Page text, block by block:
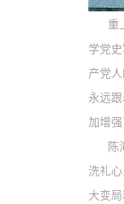
重上
学党
产党
永远
加增
陈海
洗礼
大变